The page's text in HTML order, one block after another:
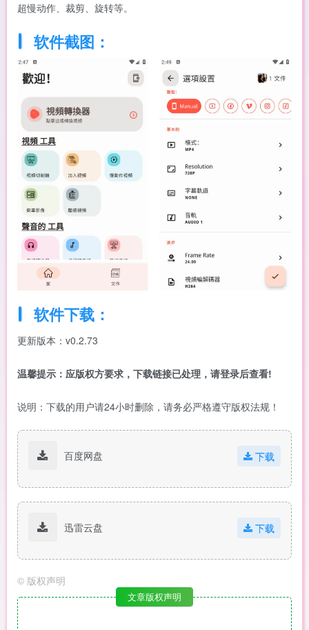
超慢动作、裁剪、旋转等。
软件截图：
软件下载：
更新版本：v0.2.73
温馨提示：应版权方要求，下载链接已处理，请登录后查看!
说明：下载的用户请24小时删除，请务必严格遵守版权法规！
百度网盘 下载
迅雷云盘 下载
© 版权声明
文章版权声明